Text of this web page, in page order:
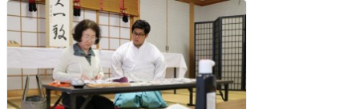
水子葬
奉祝記念事業
お問い合わせ